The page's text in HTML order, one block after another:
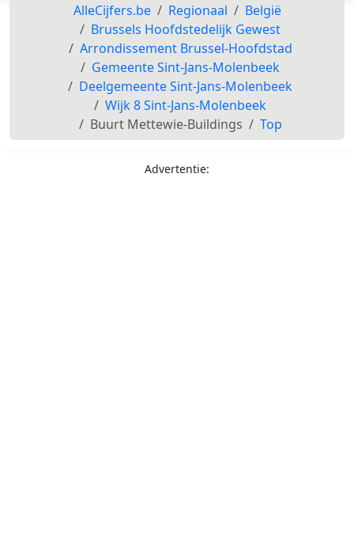
AlleCijfers.be Regionaal
België
Brussels Hoofdstedelijk Gewest
Arrondissement Brussel-Hoofdstad
Gemeente Sint-Jans-Molenbeek
Deelgemeente Sint-Jans-Molenbeek
Wijk 8 Sint-Jans-Molenbeek
Buurt Mettewie-Buildings
Top
Advertentie: